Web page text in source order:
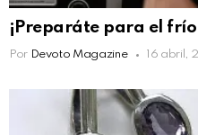
¡Preparáte para el
Por Devoto Magazine 16 abril,